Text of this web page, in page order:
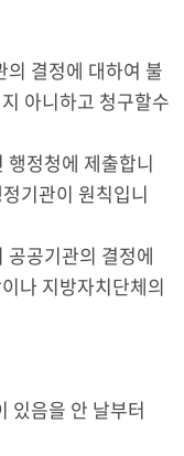
결정에 대하여 불
아니하고 청구할수
정청에 제출합니
기관이 원칙입니
공기관의 결정에
나 지방자치단체의
있음을 안 날부터